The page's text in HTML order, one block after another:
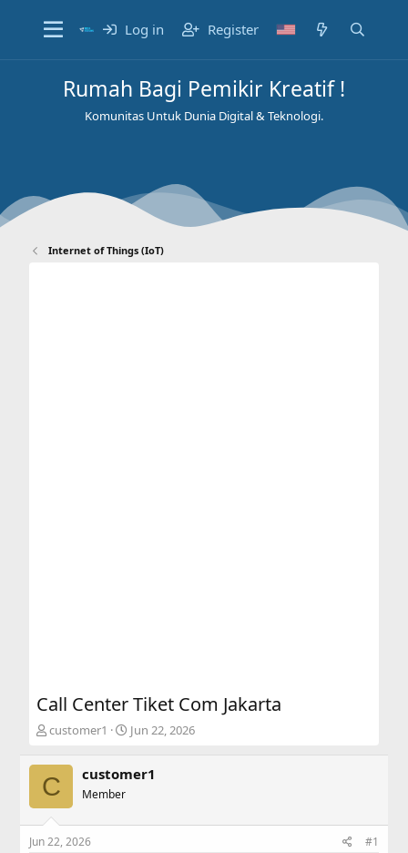
Log in Register
Rumah Bagi Pemikir Kreatif !
Komunitas Untuk Dunia Digital & Teknologi.
Internet of Things (IoT)
Call Center Tiket Com Jakarta
T
r
e
a
d
t
customer1
S
r
a
Jun 22, 2026
C customer1
Member
Jun 22, 2026 #1